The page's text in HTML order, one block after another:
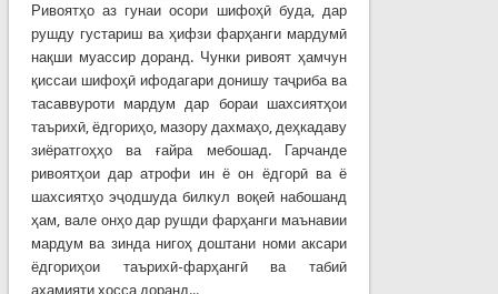
Ривоятҳо аз гунаи осори шифоҳӣ буда, дар
рушду густариш ва ҳифзи фарҳанги мардумӣ
нақши муассир доранд. Чунки ривоят ҳамчун
қиссаи шифоҳӣ ифодагари донишу таҷриба ва
тасаввуроти мардум дар бораи шахсиятҳои
таърихӣ, ёдгориҳо, мазору дахмаҳо, деҳкадаву
зиёратгоҳҳо ва ғайра мебошад. Гарчанде
ривоятҳои дар атрофи ин ё он ёдгорӣ ва ё
шахсиятҳо эҷодшуда билкул воқеӣ набошанд
ҳам, вале онҳо дар рушди фарҳанги маънавии
мардум ва зинда нигоҳ доштани номи аксари
ёдгориҳои таърихӣ-фарҳангӣ ва табиӣ
аҳамияти хосса доранд...